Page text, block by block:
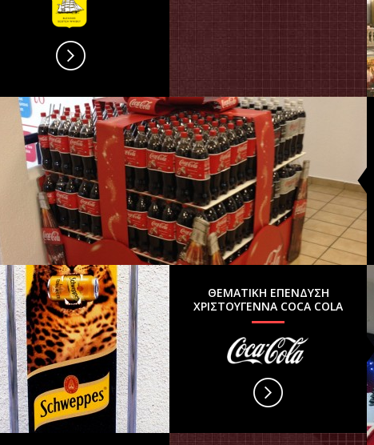
ΘΕΜΑΤΙΚΗ ΕΠΕΝΔΥΣΗ
ΧΡΙΣΤΟΥΓΕΝΝΑ COCA COLA